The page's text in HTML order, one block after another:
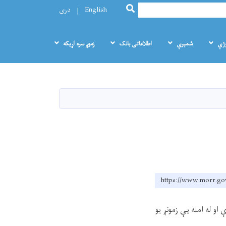
SEARCH
English دری
شمېرې اطلاعاتی بانک زموږ سره اړيکه
https://
له امله یې زمونږ یو